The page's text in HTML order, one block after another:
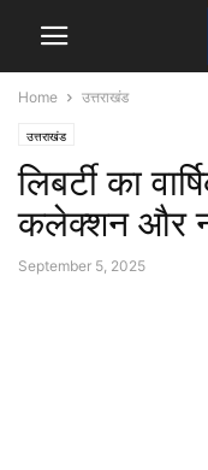
Home उत्तराखंड
उत्तराखंड
लिबर्टी का
कलेक्शन और
September 5, 2025